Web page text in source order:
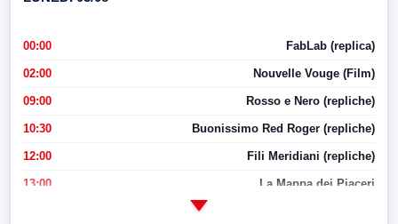
00:00 FabLab (replica)
02:00 Nouvelle Vouge (Film)
09:00 Rosso e Nero (repliche)
10:30 Buonissimo Red Roger (repliche)
12:00 Fili Meridiani (repliche)
13:00 La Mappa dei Piaceri